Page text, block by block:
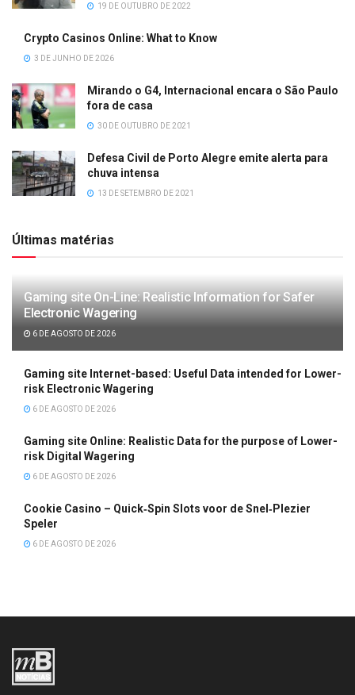
19 DE OUTUBRO DE 2022
Crypto Casinos Online: What to Know
3 DE JUNHO DE 2026
Mirando o G4, Internacional encara o São Paulo
fora de casa
30 DE OUTUBRO DE 2021
Defesa Civil de Porto Alegre emite alerta para
chuva intensa
13 DE SETEMBRO DE 2021
Últimas matérias
Gaming site On-Line: Realistic Information for Safer
Electronic Wagering
6 DE AGOSTO DE 2026
Gaming site Internet-based: Useful Data intended for Lower-
risk Electronic Wagering
6 DE AGOSTO DE 2026
Gaming site Online: Realistic Data for the purpose of Lower-
risk Digital Wagering
6 DE AGOSTO DE 2026
Cookie Casino – Quick‑Spin Slots voor de Snel‑Plezier
Speler
6 DE AGOSTO DE 2026